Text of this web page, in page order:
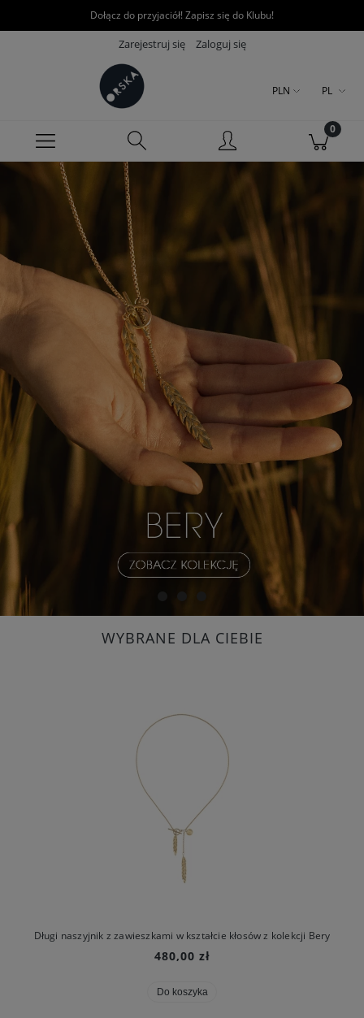
Dołącz do przyjaciół! Zapisz się do Klubu!
Zarejestruj się Zaloguj się
PLN PL
WYBRANE DLA CIEBIE
Długi naszyjnik z zawieszkami w kształcie kłosów z kolekcji Bery
480,00 zł
Do koszyka